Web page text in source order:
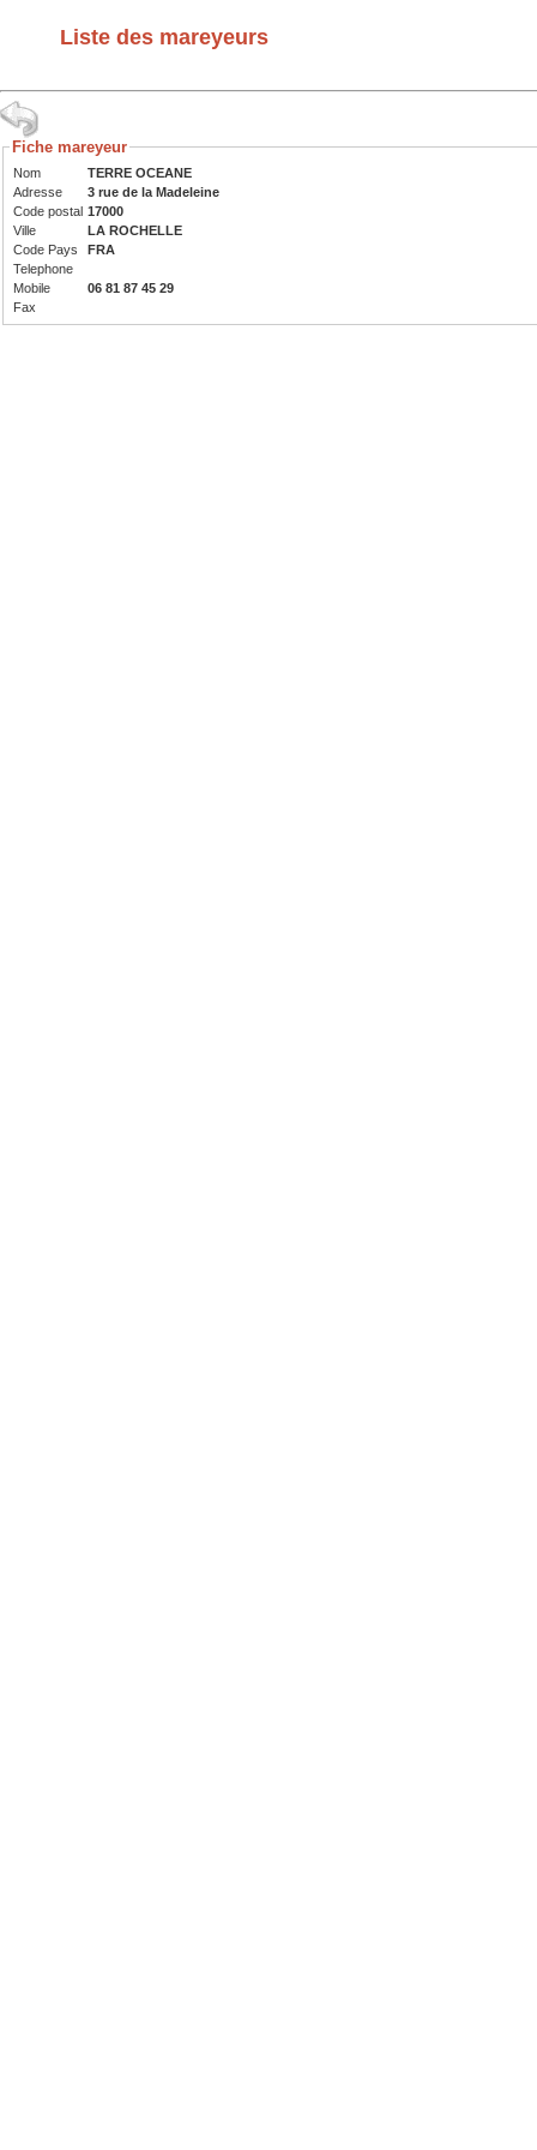
Liste des mareyeurs
Fiche mareyeur
Nom
TERRE OCEANE
Adresse
3 rue de la Madeleine
Code postal 17000
Ville
LA ROCHELLE
Code Pays
FRA
Telephone
Mobile
06 81 87 45 29
Fax